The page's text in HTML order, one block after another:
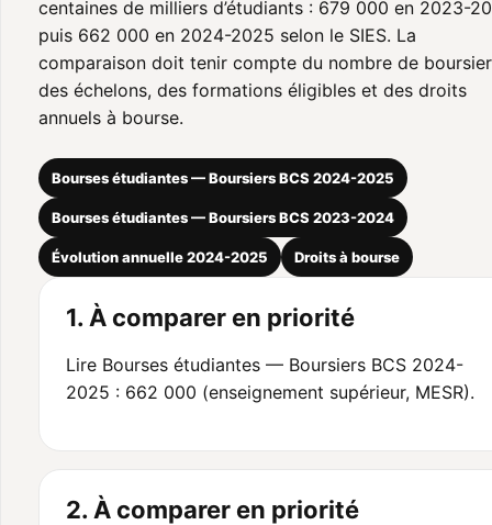
centaines de milliers d’étudiants : 679 000 en 2023-
puis 662 000 en 2024-2025 selon le SIES. La
comparaison doit tenir compte du nombre de
des échelons, des formations éligibles et des droits
annuels à bourse.
Bourses étudiantes — Boursiers BCS 2024-2025
Bourses étudiantes — Boursiers BCS 2023-2024
Évolution annuelle 2024-2025 Droits à bourse
1. À comparer en priorité
Lire Bourses étudiantes — Boursiers BCS 2024-
2025 : 662 000 (enseignement supérieur, MESR).
2. À comparer en priorité